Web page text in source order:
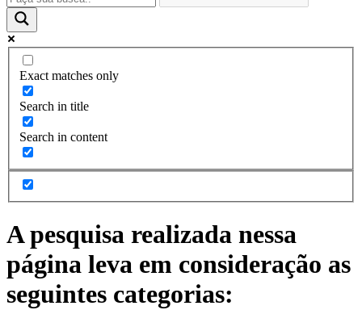
Exact matches only
Search in title
Search in content
A pesquisa realizada nessa
página leva em consideração as
seguintes categorias: